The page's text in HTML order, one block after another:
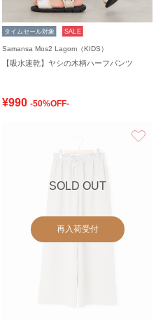
タイムセール対象 SALE
Samansa Mos2 Lagom（KIDS）
【吸水速乾】ヤシの木柄ハーフパンツ
¥990 -50%OFF-
SOLD OUT
再入荷受付